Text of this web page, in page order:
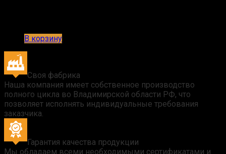
В корзину
Своя фабрика
Наша компания имеет собственное производство
полного цикла во Владимирской области РФ, что
позволяет исполнять индивидуальные требования
заказчика.
Гарантия качества продукции
Мы обладаем всеми необходимыми сертификатами и